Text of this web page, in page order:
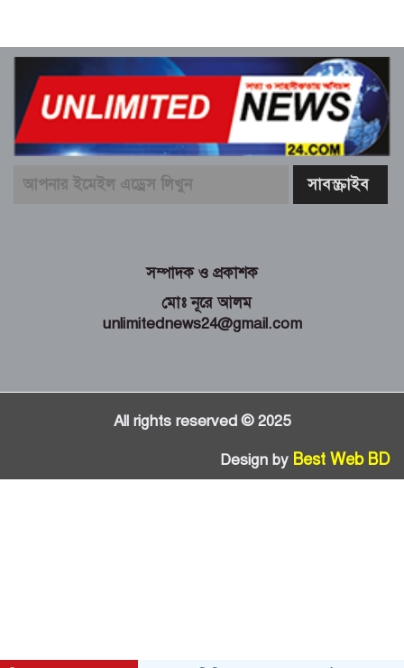
সম্পাদক ও প্রকাশক
মোঃ নূরে আলম
unlimitednews24@gmail.com
All rights reserved © 2025
Design by Best Web BD